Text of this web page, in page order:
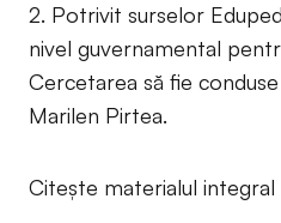
2. Potrivit surselor
nivel guvernamental
Cercetarea să fie
Marilen Pirtea.
Citește materialul integral